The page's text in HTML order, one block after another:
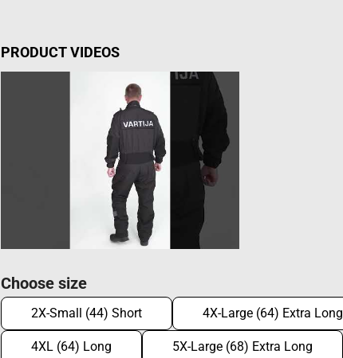
PRODUCT VIDEOS
Choose size
2X-Small (44) Short 4X-Large (64) Extra Long
4XL (64) Long 5X-Large (68) Extra Long